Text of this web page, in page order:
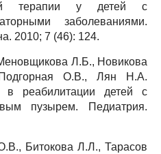
терапии у детей с
заболеваниями.
2010; 7 (46): 124.
Л.Б., Новикова
О.В., Лян Н.А.
в реабилитации детей с
пузырем. Педиатрия.
Битокова Л.Л., Тарасов